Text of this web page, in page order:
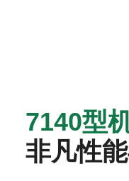
7140型
非凡性